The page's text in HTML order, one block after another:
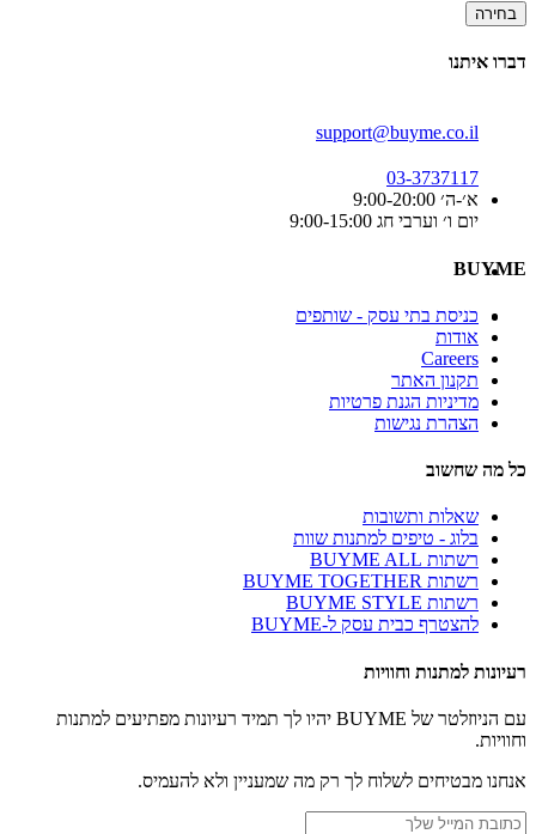
בחירה
דברו איתנו
support@buyme.co.il
03-3737117
א׳-ה׳ 9:00-20:00
יום ו׳ וערבי חג 9:00-15:00
BUYME
כניסת בתי עסק - שותפים
אודות
Careers
תקנון האתר
מדיניות הגנת פרטיות
הצהרת נגישות
כל מה שחשוב
שאלות ותשובות
בלוג - טיפים למתנות שוות
רשתות BUYME ALL
רשתות BUYME TOGETHER
רשתות BUYME STYLE
להצטרף כבית עסק ל-BUYME
רעיונות למתנות וחוויות
עם הניוזלטר של BUYME יהיו לך תמיד רעיונות מפתיעים למתנות
וחוויות.
אנחנו מבטיחים לשלוח לך רק מה שמעניין ולא להעמיס.